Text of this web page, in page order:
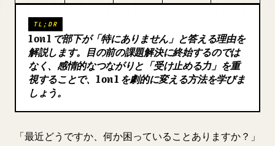
ダウンロード
ブログ
更新情報
TL;DR
1 on 1 で部下が「特にありません」と答える理由を
解説します。目の前の課題解決に終始するのでは
なく、感情的なつながりと「受け止める力」を重
視することで、1 on 1 を劇的に変える方法を学びま
しょう。
「最近どうですか、何か困っていることありますか？」